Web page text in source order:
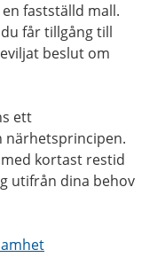
fastställd mall.
får tillgång till
beslut om
ett
närhetsprincipen.
kortast restid
utifrån dina behov